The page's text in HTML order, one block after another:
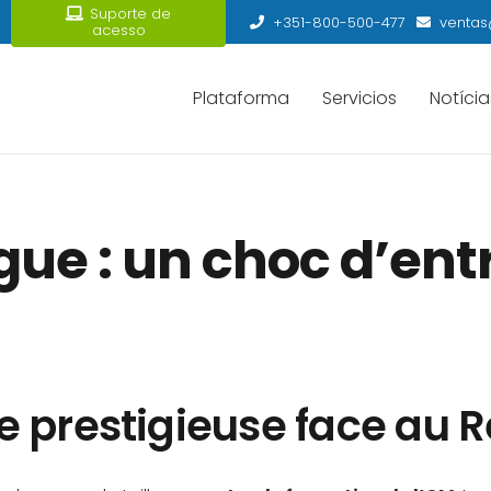
Suporte de
acesso +351-800-500-477
Plataforma Servicios
: un choc
prestigieuse face au